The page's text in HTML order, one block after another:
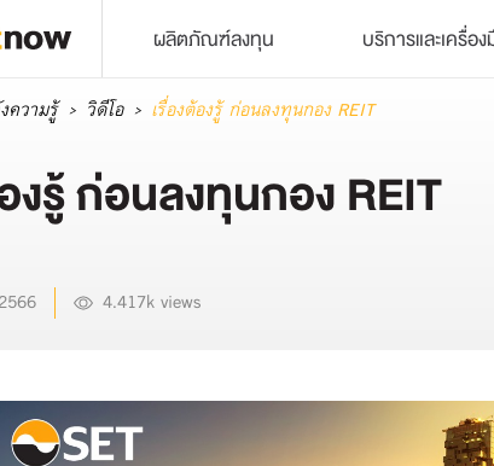
ผลิตภัณฑ์ลงทุน บริการและเครื่อ
ความรู้ วิดีโอ เรื่องต้องรู้ ก่อนลงทุนกอง REIT
งรู้ ก่อนลงทุนกอง REIT
4.417k views